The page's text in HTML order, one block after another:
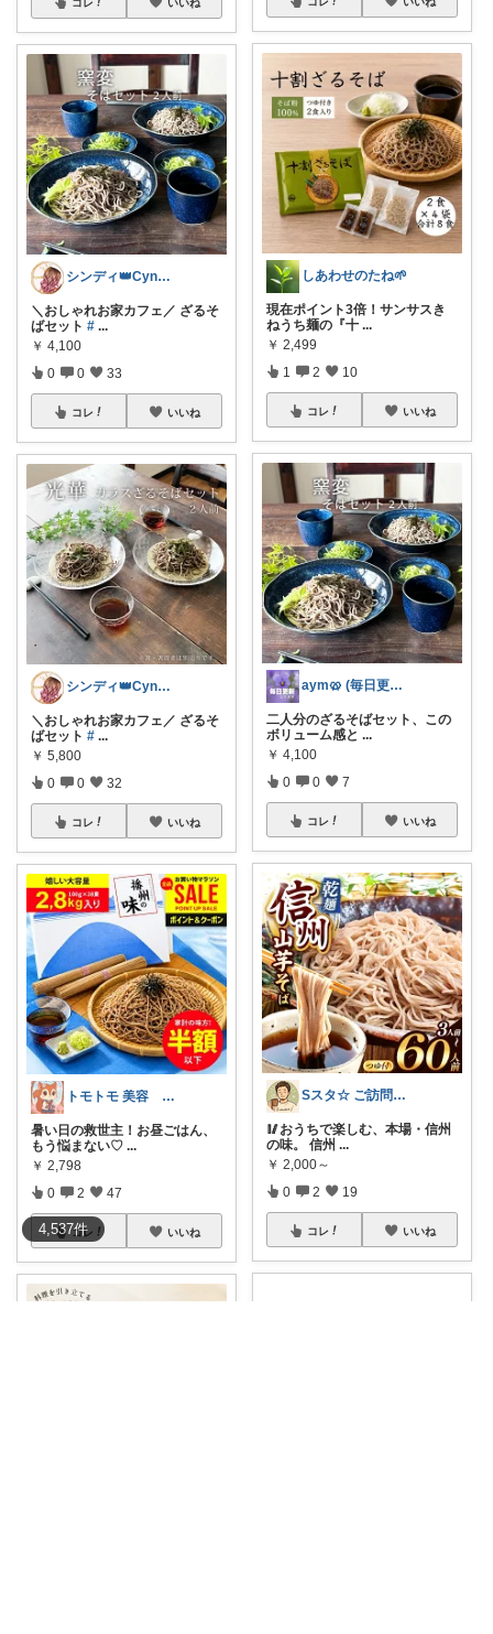
4,537件
コレ いいね
シンディ👑Cyndi👑
＼おしゃれお家カフェ／ ざるそ
ばセット # ...
￥ 4,100
0 0 33
コレ いいね
シンディ👑Cyndi👑
＼おしゃれお家カフェ／ ざるそ
ばセット # ...
￥ 5,800
0 0 32
コレ いいね
トモトモ 美容 食品 子育てルーム
暑い日の救世主！お昼ごはん、
もう悩まない♡ ...
￥ 2,798
0 2 47
コレ いいね
しあわせのたね🌱
現在ポイント3倍！サンサスき
ねうち麺の『十 ...
￥ 2,499
1 2 10
コレ いいね
aym🥨 (毎日更新してます🙌)
二人分のざるそばセット、この
ボリューム感と ...
￥ 4,100
0 0 7
コレ いいね
Sスタ☆ ご訪問に感謝🌻🏖️
🥢おうちで楽しむ、本場・信州
の味。 信州 ...
￥ 2,000～
0 2 19
コレ いいね